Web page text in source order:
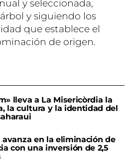
y seleccionada,
y siguiendo los
que establece el
de origen.
lleva a La Misericòrdia la
la cultura y la identidad del
avanza en la eliminación de
con una inversión de 2,5